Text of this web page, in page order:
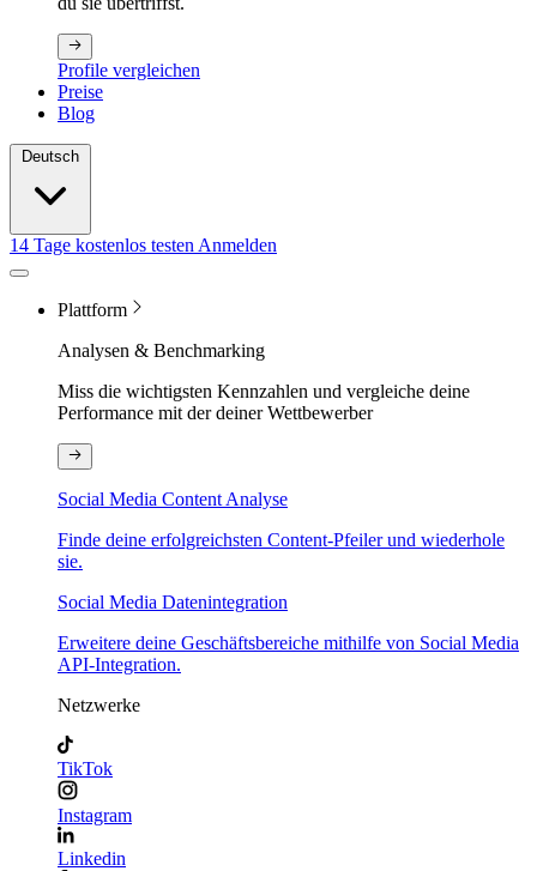
Profile vergleichen
Preise
Blog
14 Tage kostenlos testen Anmelden
Plattform
Analysen & Benchmarking
Miss die wichtigsten Kennzahlen und vergleiche deine
Performance mit der deiner Wettbewerber
Social Media Content Analyse
Finde deine erfolgreichsten Content-Pfeiler und wiederhole
sie.
Social Media Datenintegration
Erweitere deine Geschäftsbereiche mithilfe von Social Media
API-Integration.
Netzwerke
TikTok
Instagram
Linkedin